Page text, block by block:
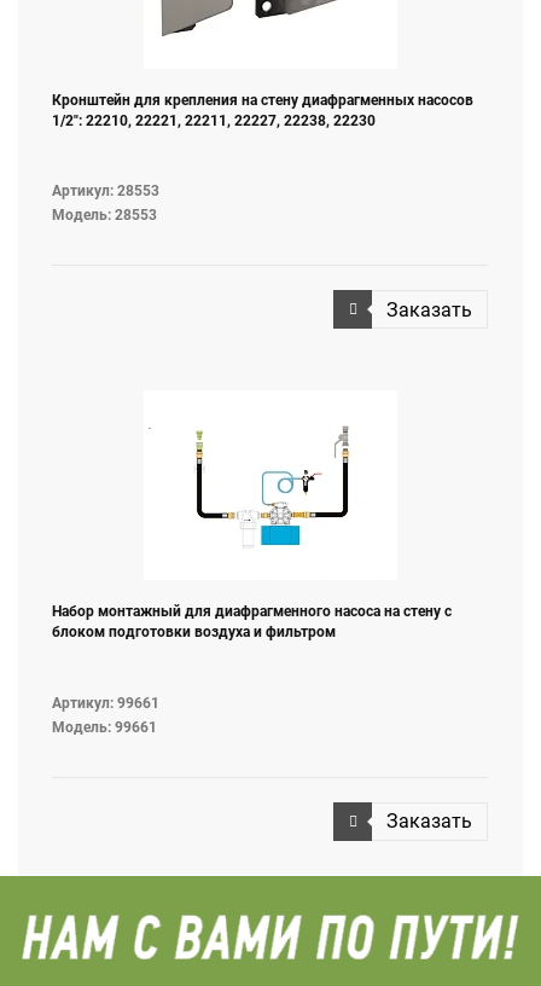
Кронштейн для крепления на стену диафрагменных насосов
1/2": 22210, 22221, 22211, 22227, 22238, 22230
Артикул: 28553
Модель: 28553
Заказать
Набор монтажный для диафрагменного насоса на стену с
блоком подготовки воздуха и фильтром
Артикул: 99661
Модель: 99661
Заказать